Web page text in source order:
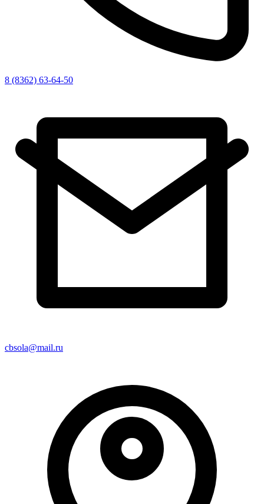
8 (8362) 63-64-50
cbsola@mail.ru